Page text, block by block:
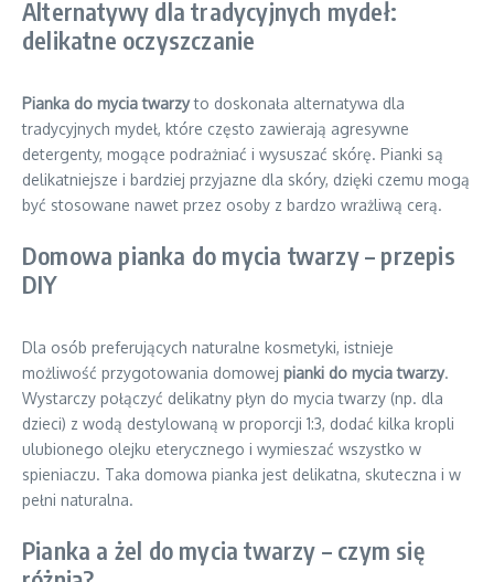
Alternatywy dla tradycyjnych mydeł:
delikatne oczyszczanie
Pianka do mycia twarzyto doskonała alternatywa dla
tradycyjnych mydeł, które często zawierają agresywne
detergenty, mogące podrażniać i wysuszać skórę. Pianki są
delikatniejsze i bardziej przyjazne dla skóry, dzięki czemu mogą
być stosowane nawet przez osoby z bardzo wrażliwą cerą.
Domowa pianka do mycia twarzy – przepis
DIY
Dla osób preferujących naturalne kosmetyki, istnieje
możliwość przygotowania domowej pianki do mycia twarzy.
Wystarczy połączyć delikatny płyn do mycia twarzy (np. dla
dzieci) z wodą destylowaną w proporcji 1:3, dodać kilka kropli
ulubionego olejku eterycznego i wymieszać wszystko w
spieniaczu. Taka domowa pianka jest delikatna, skuteczna i w
pełni naturalna.
Pianka a żel do mycia twarzy – czym się